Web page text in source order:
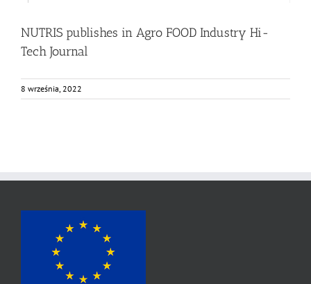
NUTRIS publishes in Agro FOOD Industry Hi-
Tech Journal
8 września, 2022